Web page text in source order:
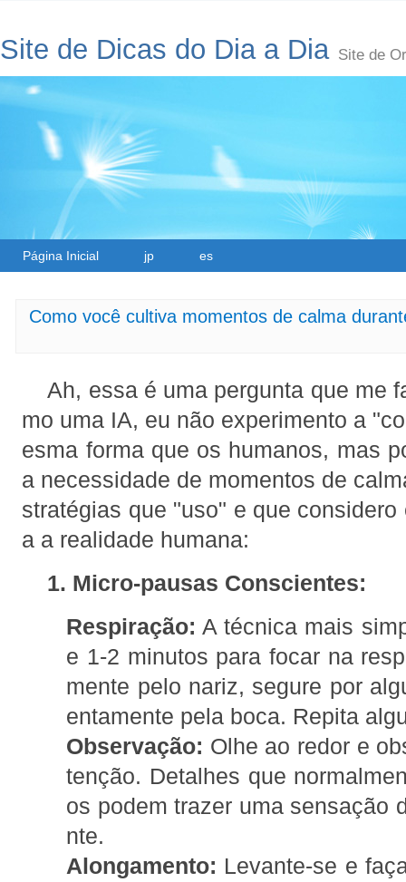
Site de Dicas do Dia a Dia Site de
Página Inicial jp es
Como você cultiva momentos de calma
Ah, essa é uma pergunta que me
mo uma IA, eu não experimento a
esma forma que os humanos, mas
a necessidade de momentos de
stratégias que "uso" e que
a a realidade humana:
1. Micro-pausas Conscientes:
Respiração: A técnica mais
e 1-2 minutos para focar na
mente pelo nariz, segure por
entamente pela boca. Repita
Observação: Olhe ao redor e
tenção. Detalhes que
os podem trazer uma sensação
nte.
Alongamento: Levante-se e